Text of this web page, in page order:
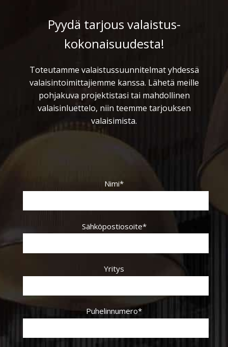
Pyydä tarjous valaistus­
kokonaisuudesta!
Toteutamme valaistussuunnitelmat yhdessä
valaisintoimittajiemme kanssa. Lähetä meille
pohjakuva projektistasi tai mahdollinen
valaisinluettelo, niin teemme tarjouksen
valaisimista.
Nimi*
Sähköpostiosoite*
Yritys
Puhelinnumero*